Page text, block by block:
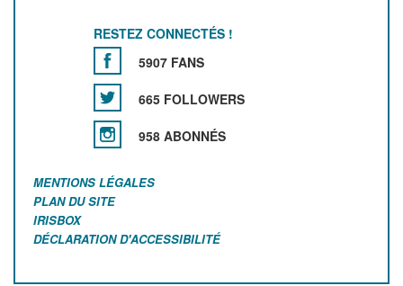
RESTEZ CONNECTÉS !
5907 FANS
665 FOLLOWERS
958 ABONNÉS
MENTIONS LÉGALES
PLAN DU SITE
IRISBOX
DÉCLARATION D'ACCESSIBILITÉ